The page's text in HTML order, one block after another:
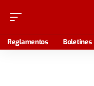
Reglamentos Boletines